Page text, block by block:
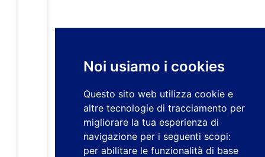
Noi usiamo i cookies
Questo sito web utilizza cookie e
altre tecnologie di tracciamento per
migliorare la tua esperienza di
navigazione per i seguenti scopi:
per abilitare le funzionalità di base